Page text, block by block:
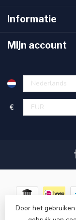
Informatie
Mijn account
€
Door het